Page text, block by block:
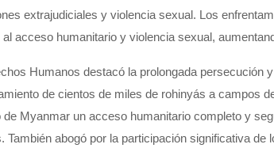
extrajudiciales y violencia sexual. Los
acceso humanitario y violencia sexual,
Humanos destacó la prolongada persecución
de cientos de miles de rohinyás a campos
Myanmar un acceso humanitario completo y
. También abogó por la participación significativa de